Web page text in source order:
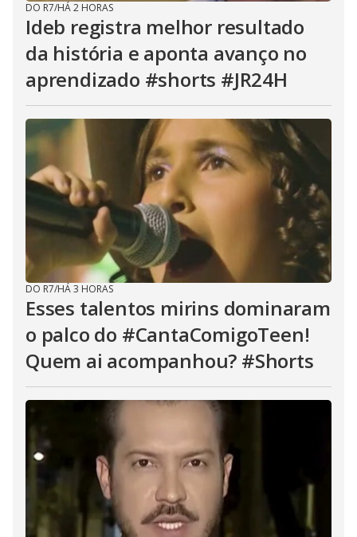
DO R7/HÁ 2 HORAS
Ideb registra melhor resultado
da história e aponta avanço no
aprendizado #shorts #JR24H
DO R7/HÁ 3 HORAS
Esses talentos mirins dominaram
o palco do #CantaComigoTeen!
Quem ai acompanhou? #Shorts